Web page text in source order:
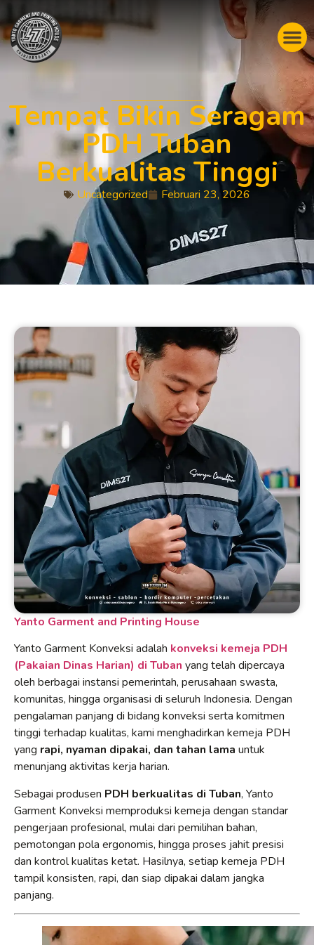
Tempat Bikin Seragam
PDH Tuban
Berkualitas Tinggi
Uncategorized Februari 23, 2026
Yanto Garment and Printing House
Yanto Garment Konveksi adalah konveksi kemeja PDH
(Pakaian Dinas Harian) di Tuban yang telah dipercaya
oleh berbagai instansi pemerintah, perusahaan swasta,
komunitas, hingga organisasi di seluruh Indonesia. Dengan
pengalaman panjang di bidang konveksi serta komitmen
tinggi terhadap kualitas, kami menghadirkan kemeja PDH
yang rapi, nyaman dipakai, dan tahan lama untuk
menunjang aktivitas kerja harian.
Sebagai produsen PDH berkualitas di Tuban, Yanto
Garment Konveksi memproduksi kemeja dengan standar
pengerjaan profesional, mulai dari pemilihan bahan,
pemotongan pola ergonomis, hingga proses jahit presisi
dan kontrol kualitas ketat. Hasilnya, setiap kemeja PDH
tampil konsisten, rapi, dan siap dipakai dalam jangka
panjang.